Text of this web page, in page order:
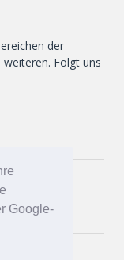
Google-
der
weiteren. Folgt uns